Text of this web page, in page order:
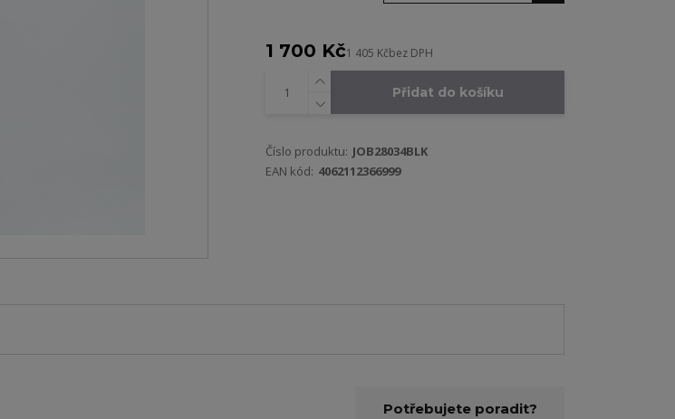
1 700 Kč1 405 Kčbez DPH
Přidat do košíku
Číslo produktu: JOB28034BLK
EAN kód: 4062112366999
Potřebujete poradit?